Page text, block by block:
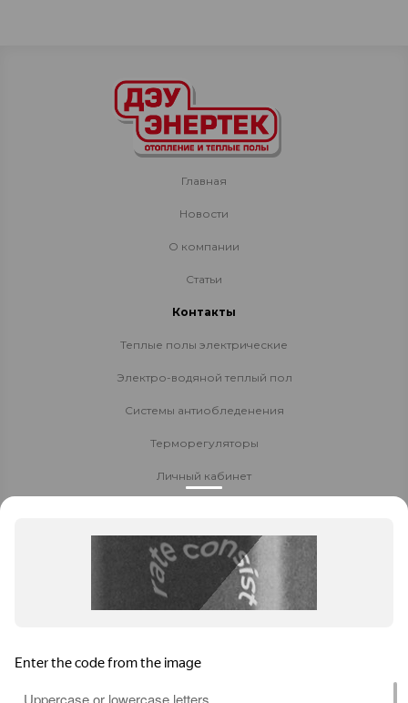
Главная
Новости
О компании
Статьи
Контакты
Теплые полы электрические
Электро-водяной теплый пол
Системы антиобледенения
Терморегуляторы
Личный кабинет
Стать партнёром
Политика конфиденциальности
Контакты